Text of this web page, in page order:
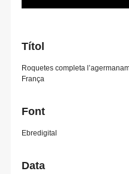
Títol
Roquetes completa
França
Font
Ebredigital
Data